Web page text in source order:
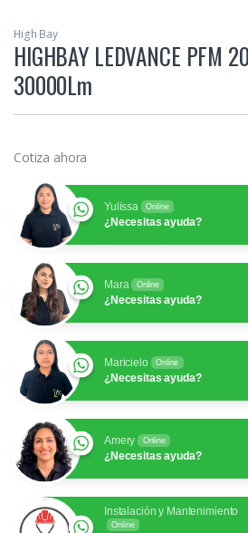
High Bay
HIGHBAY LEDVANCE PFM
30000Lm
Cotiza ahora
Yulissa Online
¿Necesitas ayuda?
Mara Online
¿Necesitas ayuda?
Maricielo Online
¿Necesitas ayuda?
Amery Online
¿Necesitas ayuda?
Instalación y Mantenimiento
Online